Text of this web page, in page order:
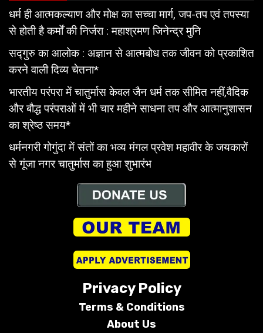
धर्म ही आत्मकल्याण और मोक्ष का सच्चा मार्ग, जप-तप एवं तपस्या
से होती है कर्मों की निर्जरा : महाश्रमण जिनेन्द्र मुनि
सद्गुरु का आलोक : अज्ञान से आत्मबोध तक जीवन को प्रकाशित
करने वाली दिव्य चेतना*
भारतीय परंपरा में चातुर्मास केवल जैन धर्म तक सीमित नहीं,वैदिक
और बौद्ध परंपराओं में भी चार महीने साधना तप और आत्मानुशासन
का श्रेष्ठ समय*
धर्मनगरी गोगुंदा में संतों का भव्य मंगल प्रवेश महावीर के जयकारों
से गूंजा नगर चातुर्मास का हुआ शुभारंभ
Privacy Policy
Terms & Conditions
About Us